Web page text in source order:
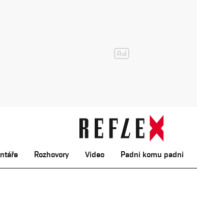
Rozhovory Video Padni komu padni